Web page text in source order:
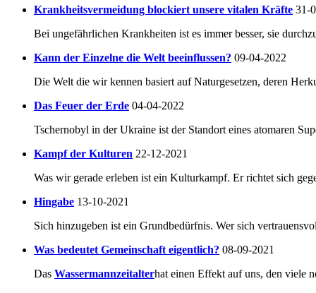
Krankheitsvermeidung blockiert unsere vitalen Kräfte 31-
Bei ungefährlichen Krankheiten ist es immer besser, sie
Kann der Einzelne die Welt beeinflussen? 09-04-2022
Die Welt die wir kennen basiert auf Naturgesetzen, deren
Das Feuer der Erde 04-04-2022
Tschernobyl in der Ukraine ist der Standort eines atomaren
Kampf der Kulturen 22-12-2021
Was wir gerade erleben ist ein Kulturkampf. Er richtet sich
Hingabe 13-10-2021
Sich hinzugeben ist ein Grundbedürfnis. Wer sich
Was bedeutet Gemeinschaft eigentlich? 08-09-2021
Das Wassermannzeitalterhat einen Effekt auf uns, den viele